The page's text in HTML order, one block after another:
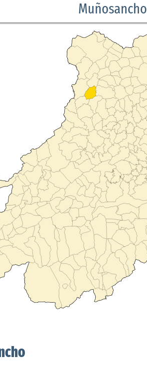
Muñosancho